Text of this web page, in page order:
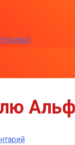
к